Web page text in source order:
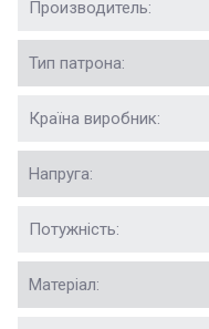
Производитель:
Тип патрона:
Країна виробник:
Напруга:
Потужність:
Матеріал: